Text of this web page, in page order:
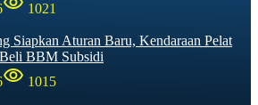
1021
Siapkan Aturan Baru, Kendaraan Pelat
BBM Subsidi
1015